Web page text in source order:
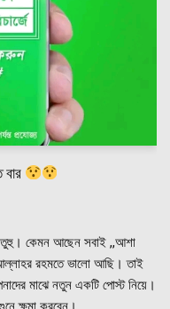
বার
কেমন আছেন সবাই ,,আশা
রহমতে ভালো আছি। তাই
মাঝে নতুন একটি পোস্ট নিয়ে।